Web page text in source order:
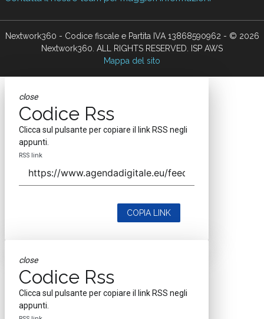
Nextwork360 - Codice fiscale e Partita IVA 13868590962 - © 2026
Nextwork360. ALL RIGHTS RESERVED. ISP AWS
Mappa del sito
close
Codice Rss
Clicca sul pulsante per copiare il link RSS negli
appunti.
RSS link
COPIA LINK
close
Codice Rss
Clicca sul pulsante per copiare il link RSS negli
appunti.